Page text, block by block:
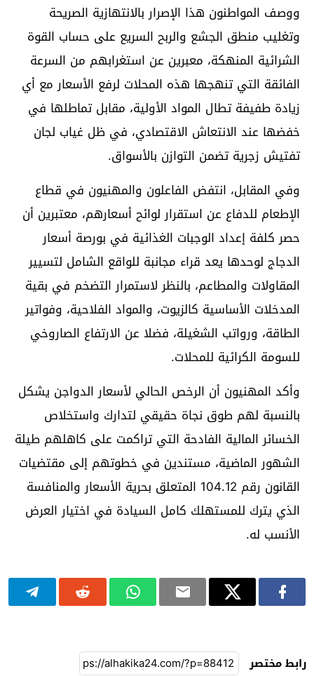
ووصف المواطنون هذا الإصرار بالانتهازية الصريحة
وتغليب منطق الجشع والربح السريع على حساب القوة
الشرائية المنهكة، معبرين عن استغرابهم من السرعة
الفائقة التي تنهجها هذه المحلات لرفع الأسعار مع أي
زيادة طفيفة تطال المواد الأولية، مقابل تماطلها في
خفضها عند الانتعاش الاقتصادي، في ظل غياب لجان
تفتيش زجرية تضمن التوازن بالأسواق.
وفي المقابل، انتفض الفاعلون والمهنيون في قطاع
الإطعام للدفاع عن استقرار لوائح أسعارهم، معتبرين أن
حصر كلفة إعداد الوجبات الغذائية في بورصة أسعار
الدجاج لوحدها يعد قراء مجانبة للواقع الشامل لتسيير
المقاولات والمطاعم، بالنظر لاستمرار التضخم في بقية
المدخلات الأساسية كالزيوت، والمواد الفلاحية، وفواتير
الطاقة، ورواتب الشغيلة، فضلا عن الارتفاع الصاروخي
للسومة الكرائية للمحلات.
وأكد المهنيون أن الرخص الحالي لأسعار الدواجن يشكل
بالنسبة لهم طوق نجاة حقيقي لتدارك واستخلاص
الخسائر المالية الفادحة التي تراكمت على كاهلهم طيلة
الشهور الماضية، مستندين في خطوتهم إلى مقتضيات
القانون رقم 104.12 المتعلق بحرية الأسعار والمنافسة
الذي يترك للمستهلك كامل السيادة في اختيار العرض
الأنسب له.
رابط مختصر